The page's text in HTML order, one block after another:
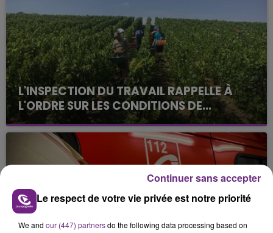
L'INSPECTION DU TRAVAIL RAPPELLE À
L'ORDRE SUR LES CONDITIONS DE...
Alors que les dates de début des vendange 2026
s'est avéré être plus précoce que prévu,
l'inspection du Travail en profite pour rappeler
les conditions de...
Le respect de votre vie privée est notre priorité
We and our (447) partnersdo the following data processing based on
Continuer sans accepter